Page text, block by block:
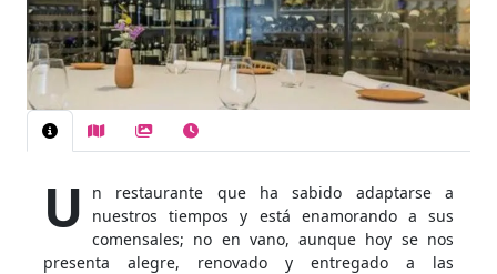
U
n restaurante que ha sabido adaptarse a
nuestros tiempos y está enamorando a sus
comensales; no en vano, aunque hoy se nos
presenta alegre, renovado y entregado a las